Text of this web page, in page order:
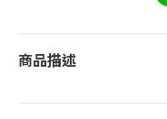
商品描述